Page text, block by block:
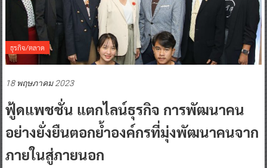
ธุรกิจ/ตลาด
18 พฤษภาคม 2023
ฟู้ดแพชชั่น แตกไลน์ธุรกิจ การพัฒนาคน
อย่างยั่งยืนตอกย้ำองค์กรที่มุ่งพัฒนาคนจาก
ภายในสู่ภายนอก